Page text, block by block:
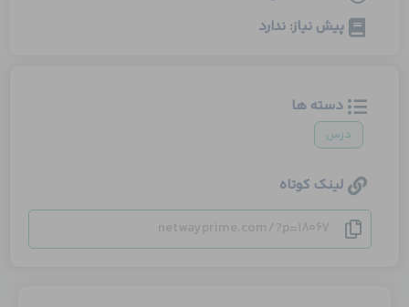
پیش نیاز: ندارد
دسته ها
درس
لینک کوتاه
netwayprime.com/?p=18067